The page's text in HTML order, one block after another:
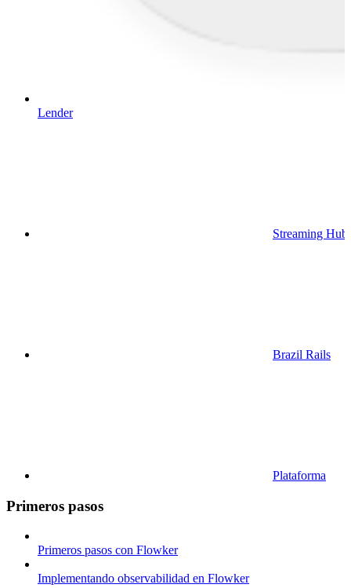
Lender
Streaming Hub
Brazil Rails
Plataforma
Primeros pasos
Primeros pasos con Flowker
Implementando observabilidad en Flowker